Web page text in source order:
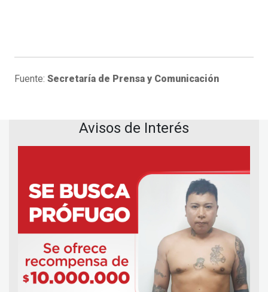
Fuente: Secretaría de Prensa y Comunicación
Avisos de Interés